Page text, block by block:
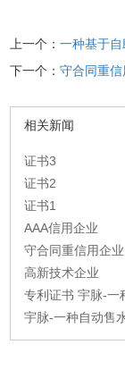
上一个：一种基于
下一个：守合同重信
相关新闻
证书3
证书2
证书1
AAA信用企业
守合同重信用企业
高新技术企业
专利证书 宇脉-一
宇脉-一种自动售